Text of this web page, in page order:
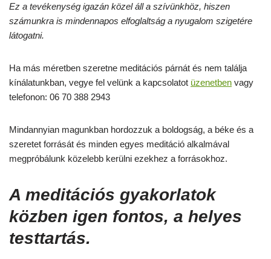
Ez a tevékenység igazán közel áll a szívünkhöz, hiszen
számunkra is mindennapos elfoglaltság a nyugalom szigetére
látogatni.
Ha más méretben szeretne meditációs párnát és nem találja
kínálatunkban, vegye fel velünk a kapcsolatot üzenetben vagy
telefonon: 06 70 388 2943
Mindannyian magunkban hordozzuk a boldogság, a béke és a
szeretet forrását és minden egyes meditáció alkalmával
megpróbálunk közelebb kerülni ezekhez a forrásokhoz.
A meditációs gyakorlatok
közben igen fontos, a helyes
testtartás.